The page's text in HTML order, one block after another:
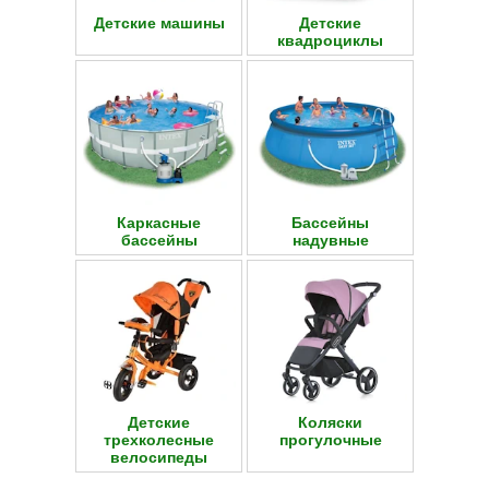
Детские машины
Детские
квадроциклы
Каркасные
бассейны
Бассейны
надувные
Детские
трехколесные
велосипеды
Коляски
прогулочные